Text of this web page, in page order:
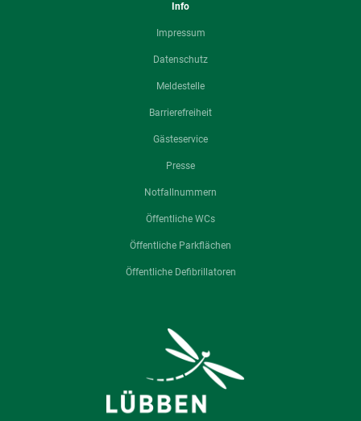
Info
Impressum
Datenschutz
Meldestelle
Barrierefreiheit
Gästeservice
Presse
Notfallnummern
Öffentliche WCs
Öffentliche Parkflächen
Öffentliche Defibrillatoren